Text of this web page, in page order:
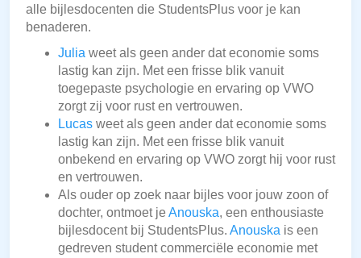
alle bijlesdocenten die StudentsPlus voor je kan
benaderen.
Julia weet als geen ander dat economie soms
lastig kan zijn. Met een frisse blik vanuit
toegepaste psychologie en ervaring op VWO
zorgt zij voor rust en vertrouwen.
Lucas weet als geen ander dat economie soms
lastig kan zijn. Met een frisse blik vanuit
onbekend en ervaring op VWO zorgt hij voor rust
en vertrouwen.
Als ouder op zoek naar bijles voor jouw zoon of
dochter, ontmoet je Anouska, een enthousiaste
bijlesdocent bij StudentsPlus. Anouska is een
gedreven student commerciële economie met